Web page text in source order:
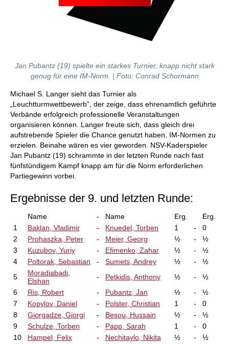
Jan Pubantz (19) spielte ein starkes Turnier, knapp nicht stark
genug für eine IM-Norm. | Foto: Conrad Schormann
Michael S. Langer sieht das Turnier als
„Leuchtturmwettbewerb”, der zeige, dass ehrenamtlich geführte
Verbände erfolgreich professionelle Veranstaltungen
organisieren können. Langer freute sich, dass gleich drei
aufstrebende Spieler die Chance genutzt haben, IM-Normen zu
erzielen. Beinahe wären es vier geworden. NSV-Kaderspieler
Jan Pubantz (19) schrammte in der letzten Runde nach fast
fünfstündigem Kampf knapp am für die Norm erforderlichen
Partiegewinn vorbei.
Ergebnisse der 9. und letzten Runde:
Name - Name Erg.
Erg.
1
Baklan, Vladimir - Knuedel, Torben 1 -
0
2
Prohaszka, Peter - Meier, Georg ½ -
½
3
Kuzubov, Yuriy - Efimenko, Zahar ½ -
½
4
Poltorak, Sebastian - Sumets, Andrey ½ -
½
5
Moradiabadi,
Elshan
- Petkidis, Anthony ½ -
½
6
Ris, Robert - Pubantz, Jan ½ -
½
7
Kopylov, Daniel - Polster, Christian 1 -
0
8
Giorgadze, Giorgi - Besou, Hussain ½ -
½
9
Schulze, Torben - Papp, Sarah 1 -
0
10
Hampel, Felix - Nechitaylo, Nikita ½ -
½